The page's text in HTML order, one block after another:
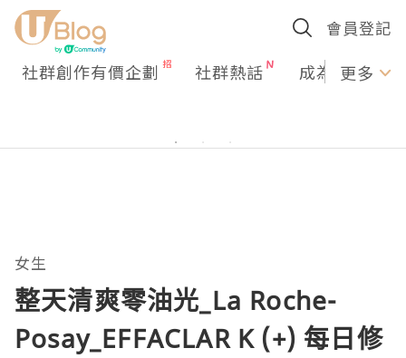
會員登記
社群創作有價企劃 社群熱話 成為U更多
女生
整天清爽零油光_La Roche-
Posay_EFFACLAR K (+) 每日修